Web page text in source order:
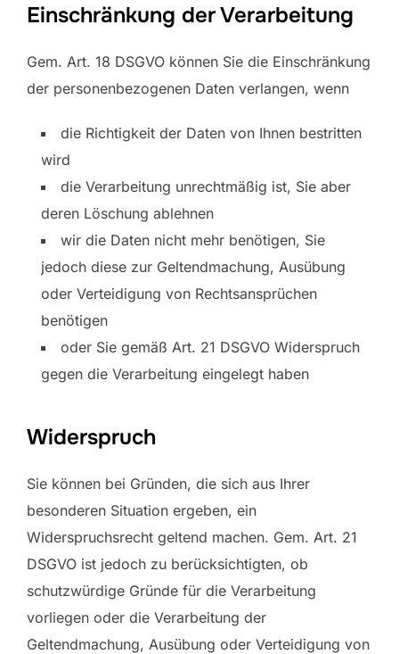
Einschränkung der Verarbeitung
Gem. Art. 18 DSGVO können Sie die Einschränkung
der personenbezogenen Daten verlangen, wenn
die Richtigkeit der Daten von Ihnen bestritten
wird
die Verarbeitung unrechtmäßig ist, Sie aber
deren Löschung ablehnen
wir die Daten nicht mehr benötigen, Sie
jedoch diese zur Geltendmachung, Ausübung
oder Verteidigung von Rechtsansprüchen
benötigen
oder Sie gemäß Art. 21 DSGVO Widerspruch
gegen die Verarbeitung eingelegt haben
Widerspruch
Sie können bei Gründen, die sich aus Ihrer
besonderen Situation ergeben, ein
Widerspruchsrecht geltend machen. Gem. Art. 21
DSGVO ist jedoch zu berücksichtigten, ob
schutzwürdige Gründe für die Verarbeitung
vorliegen oder die Verarbeitung der
Geltendmachung, Ausübung oder Verteidigung von